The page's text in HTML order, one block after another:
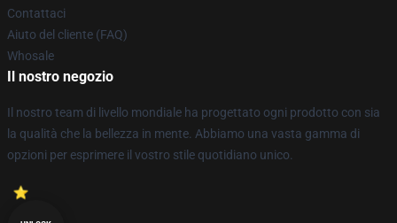
Contattaci
Aiuto del cliente (FAQ)
Whosale
Il nostro negozio
Il nostro team di livello mondiale ha progettato ogni prodotto con sia
la qualità che la bellezza in mente. Abbiamo una vasta gamma di
opzioni per esprimere il vostro stile quotidiano unico.